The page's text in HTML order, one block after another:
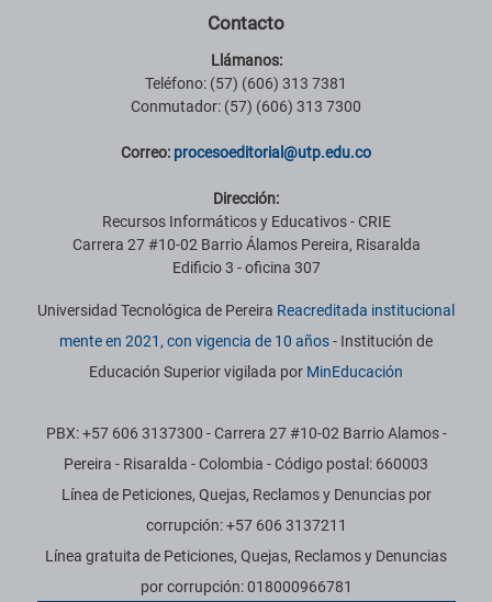
Contacto
Llámanos:
Teléfono: (57) (606) 313 7381
Conmutador: (57) (606) 313 7300
Correo: procesoeditorial@utp.edu.co
Dirección:
Recursos Informáticos y Educativos - CRIE
Carrera 27 #10-02 Barrio Álamos Pereira, Risaralda
Edificio 3 - oficina 307
Universidad Tecnológica de Pereira Reacreditada institucional
mente en 2021, con vigencia de 10 años- Institución de
Educación Superior vigilada por MinEducación
PBX: +57 606 3137300 - Carrera 27 #10-02 Barrio Alamos -
Pereira - Risaralda - Colombia - Código postal: 660003
Línea de Peticiones, Quejas, Reclamos y Denuncias por
corrupción: +57 606 3137211
Línea gratuita de Peticiones, Quejas, Reclamos y Denuncias
por corrupción: 018000966781